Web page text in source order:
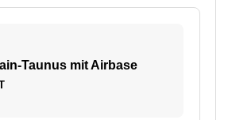
Taunus mit Airbase